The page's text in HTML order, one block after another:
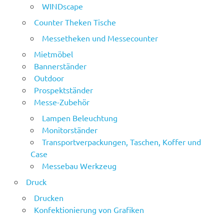
WINDscape
Counter Theken Tische
Messetheken und Messecounter
Mietmöbel
Bannerständer
Outdoor
Prospektständer
Messe-Zubehör
Lampen Beleuchtung
Monitorständer
Transportverpackungen, Taschen, Koffer und
Case
Messebau Werkzeug
Druck
Drucken
Konfektionierung von Grafiken